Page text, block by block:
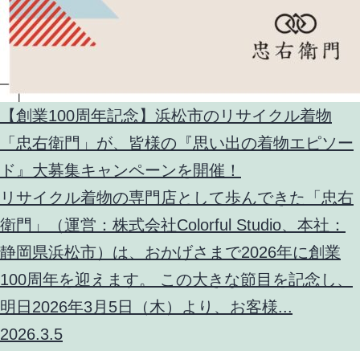
【創業100周年記念】浜松市のリサイクル着物
「忠右衛門」が、皆様の『思い出の着物エピソー
ド』大募集キャンペーンを開催！
リサイクル着物の専門店として歩んできた「忠右
衛門」（運営：株式会社Colorful Studio、本社：
静岡県浜松市）は、おかげさまで2026年に創業
100周年を迎えます。 この大きな節目を記念し、
明日2026年3月5日（木）より、お客様...
2026.3.5